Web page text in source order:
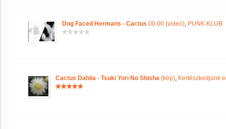
Dog Faced Hermans - Cactus 00:00 (videó), PUNK KLUB
Cactus Dahlia - Tsuki Yori No Shisha (kép), Kertészkedjünk